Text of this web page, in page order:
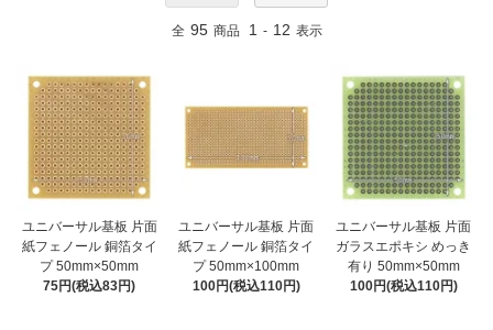
全 95 商品 1 - 12 表示
ユニバーサル基板 片面
紙フェノール 銅箔タイ
プ 50mm×50mm
75円(税込83円)
ユニバーサル基板 片面
紙フェノール 銅箔タイ
プ 50mm×100mm
100円(税込110円)
ユニバーサル基板 片面
ガラスエポキシ めっき
有り 50mm×50mm
100円(税込110円)